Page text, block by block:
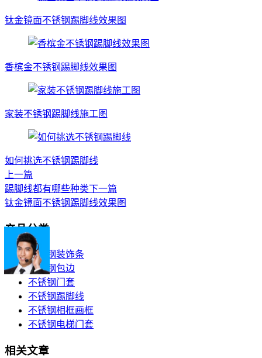
钛金镜面不锈钢踢脚线效果图
香槟金不锈钢踢脚线效果图
家装不锈钢踢脚线施工图
如何挑选不锈钢踢脚线
上一篇
踢脚线都有哪些种类下一篇
钛金镜面不锈钢踢脚线效果图
产品分类
不锈钢装饰条
不锈钢包边
不锈钢门套
不锈钢踢脚线
不锈钢相框画框
不锈钢电梯门套
相关文章